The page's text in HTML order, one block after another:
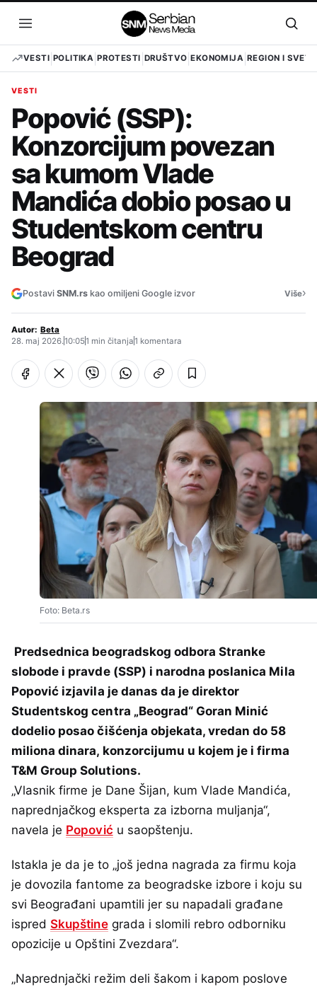
sadržaj
Otvori
meni
VESTI POLITIKA PROTESTI DRUŠTVO EKONOMIJA REGION I SVET
VESTI
Popović (SSP):
Konzorcijum povezan
sa kumom Vlade
Mandića dobio posao u
Studentskom centru
Beograd
Postavi SNM.rs kao omiljeni Google izvor Više›
Autor: Beta
28. maj 2026.10:051 min čitanja1 komentara
Foto: Beta.rs
Predsednica beogradskog odbora Stranke
slobode i pravde (SSP) i narodna poslanica Mila
Popović izjavila je danas da je direktor
Studentskog centra „Beograd“ Goran Minić
dodelio posao čišćenja objekata, vredan do 58
miliona dinara, konzorcijumu u kojem je i firma
T&M Group Solutions.
„Vlasnik firme je Dane Šijan, kum Vlade Mandića,
naprednjačkog eksperta za izborna muljanja“,
navela je Popović u saopštenju.
Istakla je da je to „još jedna nagrada za firmu koja
je dovozila fantome za beogradske izbore i koju su
svi Beograđani upamtili jer su napadali građane
ispredSkupštinegrada i slomili rebro odborniku
opozicije u Opštini Zvezdara“.
„Naprednjački režim deli šakom i kapom poslove